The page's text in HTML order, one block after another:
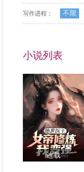
写作进程： 不限
小说列表
连载